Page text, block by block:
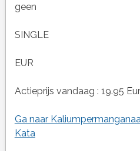
geen
SINGLE
EUR
Actieprijs vandaag : 19.95
Ga naar
Kata